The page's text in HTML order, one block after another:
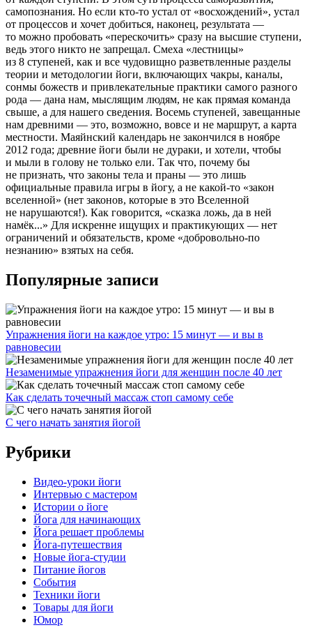
самопознания. Но если кто-то устал от «восхождений», устал
от процессов и хочет добиться, наконец, результата —
то можно пробовать «перескочить» сразу на высшие ступени,
ведь этого никто не запрещал. Смеха «лестницы»
из 8 ступеней, как и все чудовищно разветвленные разделы
теории и методологии йоги, включающих чакры, каналы,
сонмы божеств и привлекательные практики самого разного
рода — дана нам, мыслящим людям, не как прямая команда
свыше, а для нашего сведения. Восемь ступеней, завещанные
нам древними — это, возможно, вовсе и не маршрут, а карта
местности. Маяйнский календарь не закончился в ноябре
2012 года; древние йоги были не дураки, и хотели, чтобы
и мыли в голову не только ели. Так что, почему бы
не признать, что законы тела и праны — это лишь
официальные правила игры в йогу, а не какой-то «закон
вселенной» (нет законов, которые в это Вселенной
не нарушаются!). Как говорится, «сказка ложь, да в ней
намёк...» Для искренне ищущих и практикующих — нет
ограничений и обязательств, кроме «добровольно-по
незнанию» взятых на себя.
Популярные записи
Упражнения йоги на каждое утро: 15 минут — и вы в
равновесии
Незаменимые упражнения йоги для женщин после 40 лет
Как сделать точечный массаж стоп самому себе
С чего начать занятия йогой
Рубрики
Видео-уроки йоги
Интервью с мастером
Истории о йоге
Йога для начинающих
Йога решает проблемы
Йога-путешествия
Новые йога-студии
Питание йогов
События
Техники йоги
Товары для йоги
Юмор